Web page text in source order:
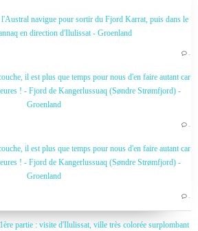
navigue pour sortir du Fjord Karrat, puis dans le
en direction d'Ilulissat - Groenland
…
il est plus que temps pour nous d'en faire autant car
! - Fjord de Kangerlussuaq (Søndre Strømfjord) -
Groenland
…
il est plus que temps pour nous d'en faire autant car
! - Fjord de Kangerlussuaq (Søndre Strømfjord) -
Groenland
…
partie : visite d'Ilulissat, ville très colorée surplombant